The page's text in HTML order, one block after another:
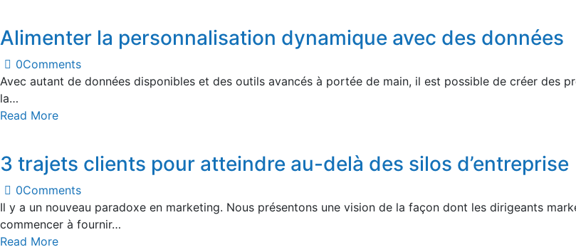
Alimenter la personnalisation dynamique avec des données
0Comments
Avec autant de données disponibles et des outils avancés à portée de main, il est possible de créer des
la…
Read More
3 trajets clients pour atteindre au-delà des silos d’entreprise
0Comments
Il y a un nouveau paradoxe en marketing. Nous présentons une vision de la façon dont les dirigeants
commencer à fournir…
Read More